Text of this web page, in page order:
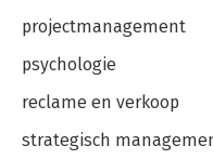
projectmanagement
psychologie
reclame en verkoop
strategisch